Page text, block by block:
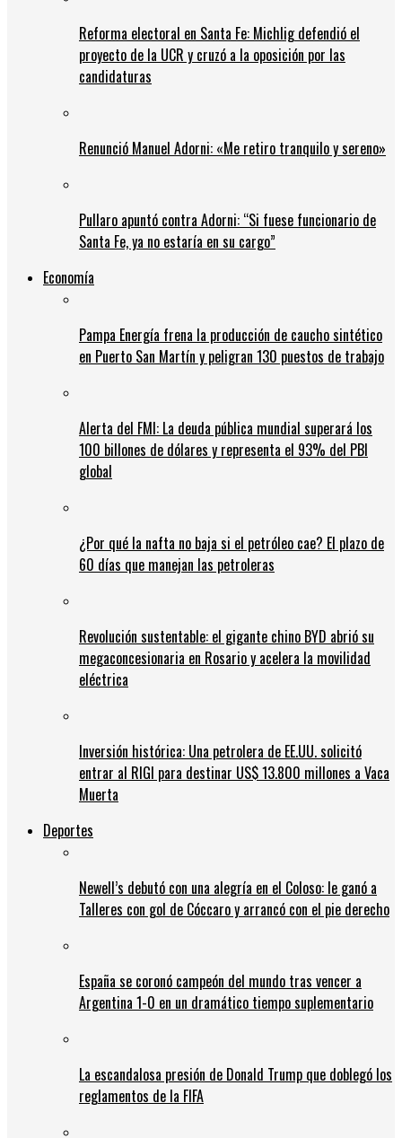
Reforma electoral en Santa Fe: Michlig defendió el
proyecto de la UCR y cruzó a la oposición por las
candidaturas
Renunció Manuel Adorni: «Me retiro tranquilo y sereno»
Pullaro apuntó contra Adorni: “Si fuese funcionario de
Santa Fe, ya no estaría en su cargo”
Economía
Pampa Energía frena la producción de caucho sintético
en Puerto San Martín y peligran 130 puestos de trabajo
Alerta del FMI: La deuda pública mundial superará los
100 billones de dólares y representa el 93% del PBI
global
¿Por qué la nafta no baja si el petróleo cae? El plazo de
60 días que manejan las petroleras
Revolución sustentable: el gigante chino BYD abrió su
megaconcesionaria en Rosario y acelera la movilidad
eléctrica
Inversión histórica: Una petrolera de EE.UU. solicitó
entrar al RIGI para destinar US$ 13.800 millones a Vaca
Muerta
Deportes
Newell’s debutó con una alegría en el Coloso: le ganó a
Talleres con gol de Cóccaro y arrancó con el pie derecho
España se coronó campeón del mundo tras vencer a
Argentina 1-0 en un dramático tiempo suplementario
La escandalosa presión de Donald Trump que doblegó los
reglamentos de la FIFA